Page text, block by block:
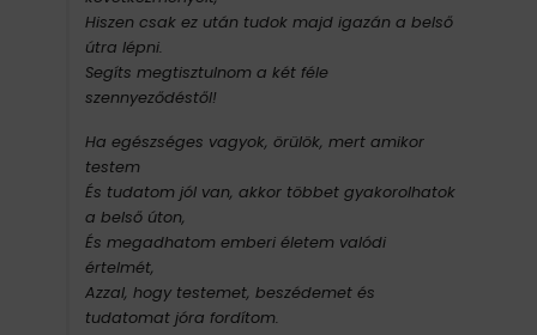
Hiszen csak ez után tudok majd igazán a belső
útra lépni.
Segíts megtisztulnom a két féle
szennyeződéstől!
Ha egészséges vagyok, örülök, mert amikor
testem
És tudatom jól van, akkor többet gyakorolhatok
a belső úton,
És megadhatom emberi életem valódi
értelmét,
Azzal, hogy testemet, beszédemet és
tudatomat jóra fordítom.